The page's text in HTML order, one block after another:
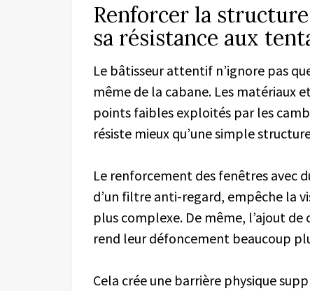
Renforcer la
sa résistance aux
Le bâtisseur attentif n’ignore pas
même de la cabane. Les matériaux
points faibles exploités par les
résiste mieux qu’une simple
Le renforcement des fenêtres avec
d’un filtre anti-regard, empêche la
plus complexe. De même, l’ajout
rend leur défoncement beaucoup
Cela crée une barrière physique